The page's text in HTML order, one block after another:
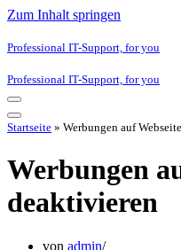
Zum Inhalt springen
Professional IT-Support, for you
Professional IT-Support, for you
Navigationsmenü
Navigationsmenü
Startseite » Werbungen auf
Werbungen
deaktivieren
von admin